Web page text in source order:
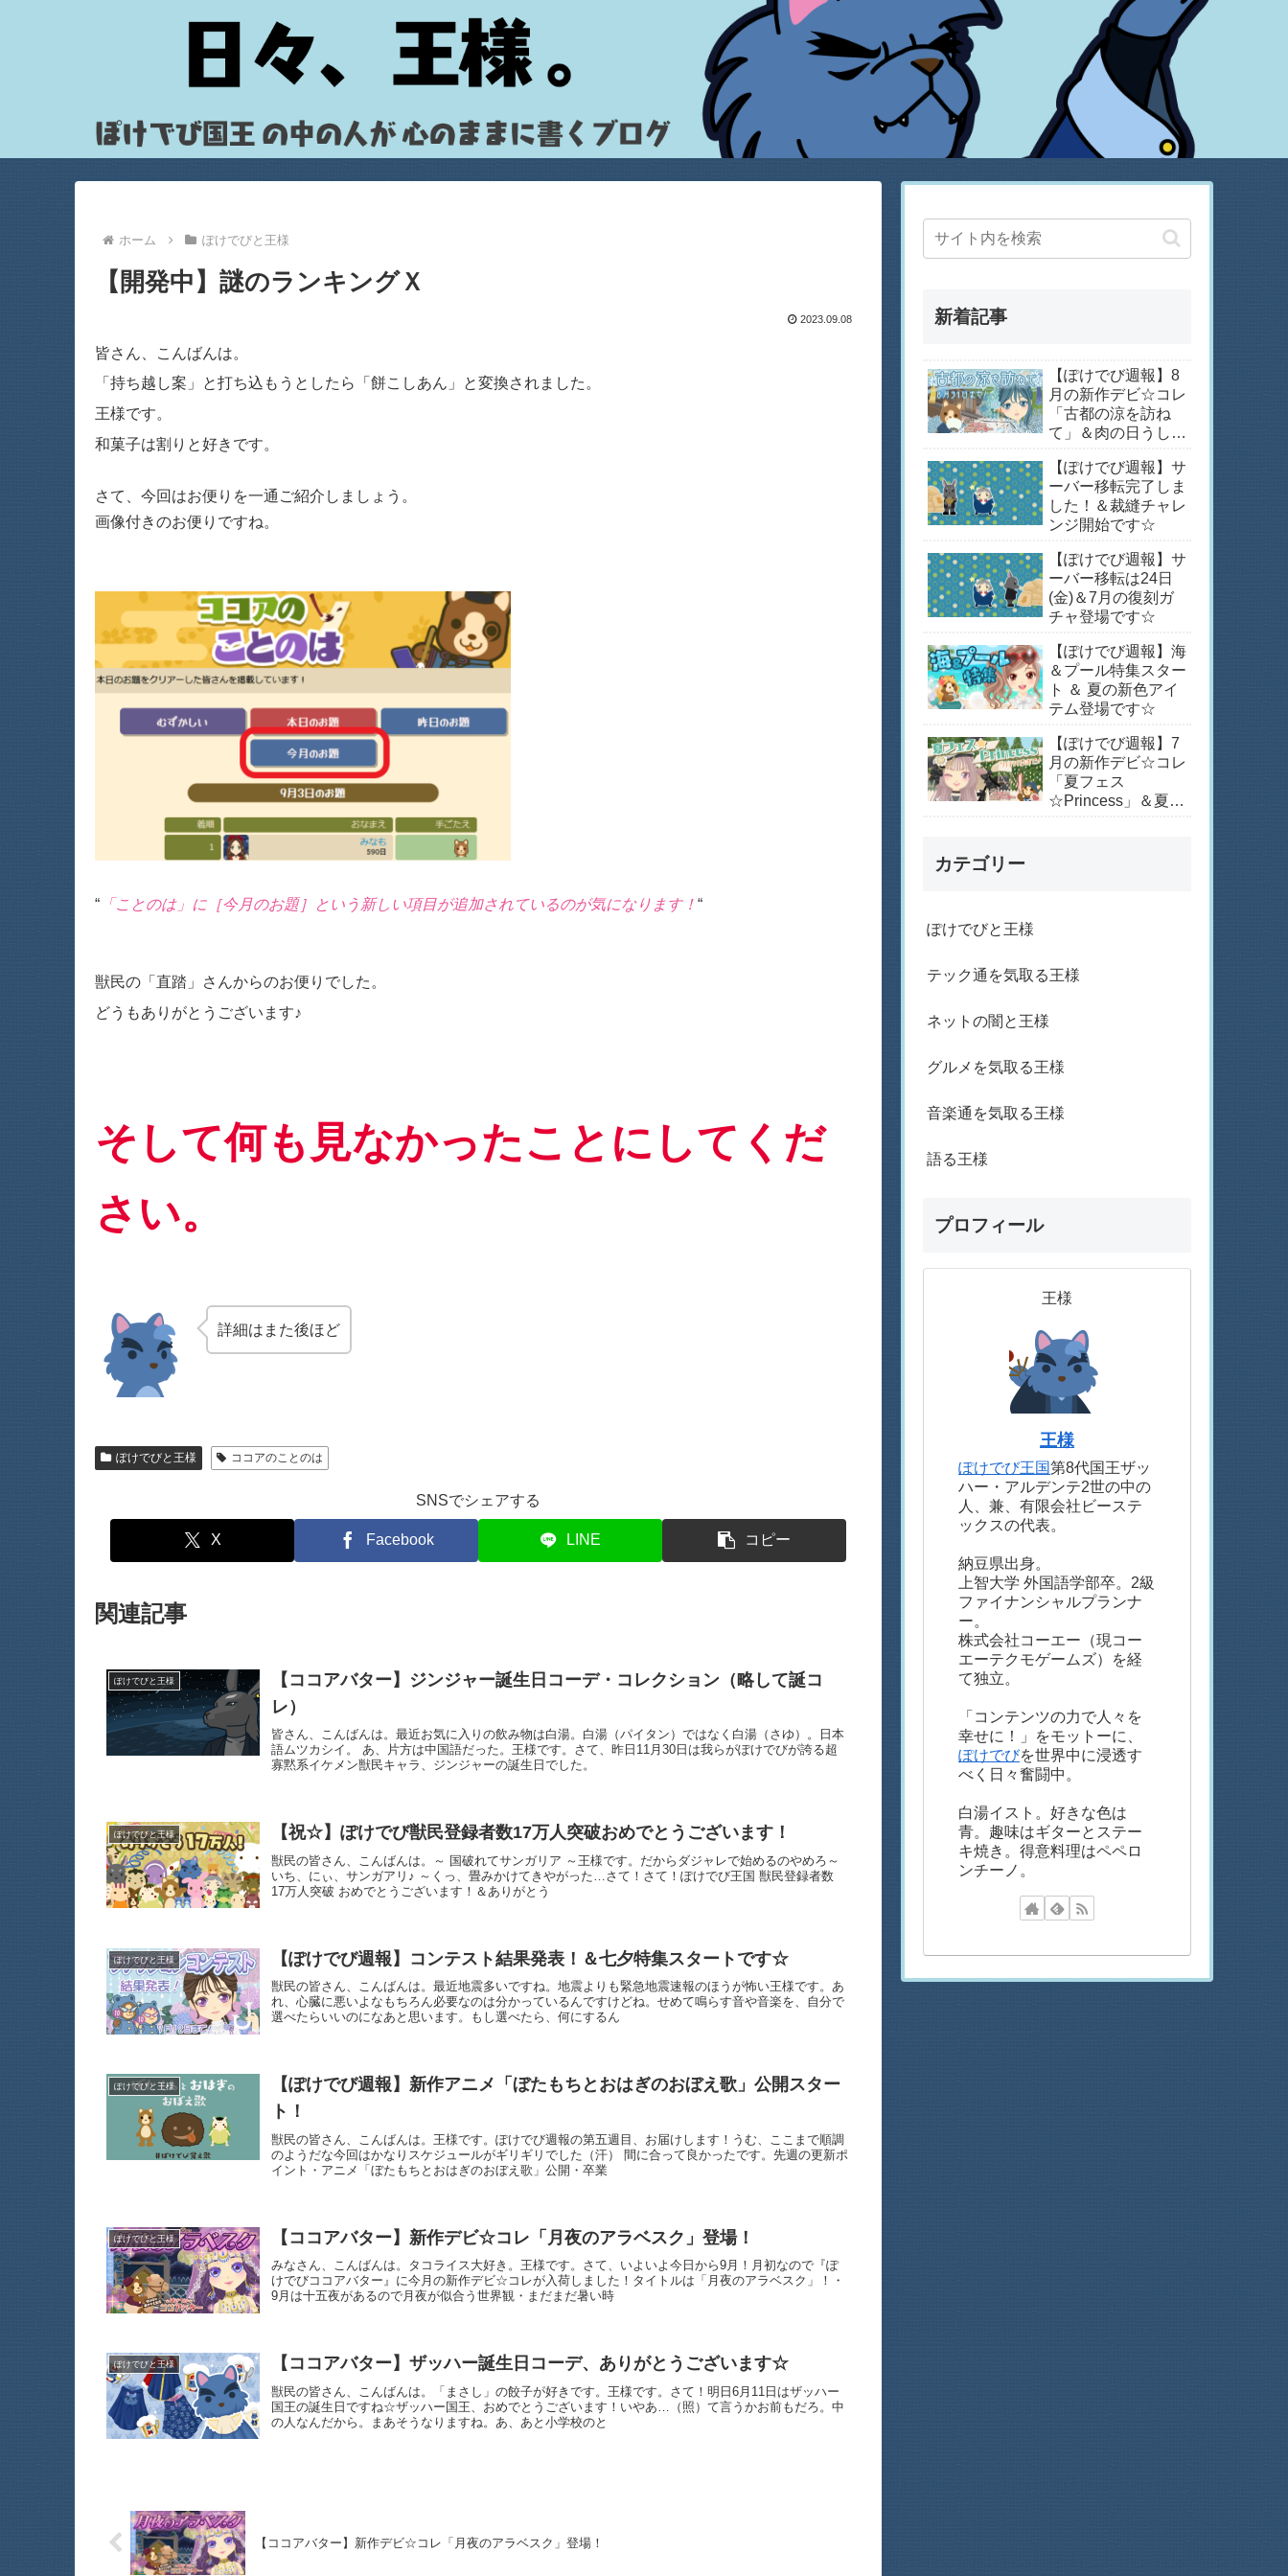
ホーム ぽけでびと王様
【開発中】謎のランキングＸ
2023.09.08
皆さん、こんばんは。
「持ち越し案」と打ち込もうとしたら「餅こしあん」と変換されました。
王様です。
和菓子は割りと好きです。
さて、今回はお便りを一通ご紹介しましょう。
画像付きのお便りですね。
“ 「ことのは」に［今月のお題］という新しい項目が追加されているのが気になります！ “
獣民の「直踏」さんからのお便りでした。
どうもありがとうございます♪
そして何も見なかったことにしてくだ
さい。
詳細はまた後ほど
ぽけでびと王様 ココアのことのは
SNSでシェアする
X Facebook LINE コピー
関連記事
ぽけでびと王様
【ココアバター】ジンジャー誕生日コーデ・コレクション（略して誕コ
レ）
皆さん、こんばんは。最近お気に入りの飲み物は白湯。白湯（パイタン）ではなく白湯（さゆ）。日本
語ムツカシイ。 あ、片方は中国語だった。王様です。さて、昨日11月30日は我らがぽけでびが誇る超
寡黙系イケメン獣民キャラ、ジンジャーの誕生日でした。
ぽけでびと王様 【祝☆】ぽけでび獣民登録者数17万人突破おめでとうございます！
獣民の皆さん、こんばんは。～ 国破れてサンガリア ～王様です。だからダジャレで始めるのやめろ～
いち、にぃ、サンガアリ♪ ～くっ、畳みかけてきやがった…さて！さて！ぽけでび王国 獣民登録者数
17万人突破 おめでとうございます！＆ありがとう
ぽけでびと王様 【ぽけでび週報】コンテスト結果発表！＆七夕特集スタートです☆
獣民の皆さん、こんばんは。最近地震多いですね。地震よりも緊急地震速報のほうが怖い王様です。あ
れ、心臓に悪いよなもちろん必要なのは分かっているんですけどね。せめて鳴らす音や音楽を、自分で
選べたらいいのになあと思います。もし選べたら、何にするん
ぽけでびと王様
【ぽけでび週報】新作アニメ「ぼたもちとおはぎのおぼえ歌」公開スター
ト！
獣民の皆さん、こんばんは。王様です。ぽけでび週報の第五週目、お届けします！うむ、ここまで順調
のようだな今回はかなりスケジュールがギリギリでした（汗） 間に合って良かったです。先週の更新ポ
イント・アニメ「ぼたもちとおはぎのおぼえ歌」公開・卒業
ぽけでびと王様 【ココアバター】新作デビ☆コレ「月夜のアラベスク」登場！
みなさん、こんばんは。タコライス大好き。王様です。さて、いよいよ今日から9月！月初なので『ぽ
けでびココアバター』に今月の新作デビ☆コレが入荷しました！タイトルは「月夜のアラベスク」！・
9月は十五夜があるので月夜が似合う世界観・まだまだ暑い時
ぽけでびと王様 【ココアバター】ザッハー誕生日コーデ、ありがとうございます☆
獣民の皆さん、こんばんは。「まさし」の餃子が好きです。王様です。さて！明日6月11日はザッハー
国王の誕生日ですね☆ザッハー国王、おめでとうございます！いやあ…（照）て言うかお前もだろ。中
の人なんだから。まあそうなりますね。あ、あと小学校のと
【ココアバター】新作デビ☆コレ「月夜のアラベスク」登場！
新着記事
【ぽけでび週報】8
月の新作デビ☆コレ
「古都の涼を訪ね
て」＆肉の日うしく
【ぽけでび週報】サ
ーバー移転完了しま
した！＆裁縫チャレ
ンジ開始です☆
【ぽけでび週報】サ
ーバー移転は24日
(金)＆7月の復刻ガ
チャ登場です☆
【ぽけでび週報】海
＆プール特集スター
ト ＆ 夏の新色アイ
テム登場です☆
【ぽけでび週報】7
月の新作デビ☆コレ
「夏フェス
☆Princess」＆夏の
カテゴリー
ぽけでびと王様
テック通を気取る王様
ネットの闇と王様
グルメを気取る王様
音楽通を気取る王様
語る王様
プロフィール
王様
王様
ぽけでび王国第8代国王ザッ
ハー・アルデンテ2世の中の
人、兼、有限会社ビーステ
ックスの代表。
納豆県出身。
上智大学 外国語学部卒。2級
ファイナンシャルプランナ
ー。
株式会社コーエー（現コー
エーテクモゲームズ）を経
て独立。
「コンテンツの力で人々を
幸せに！」をモットーに、
ぽけでびを世界中に浸透す
べく日々奮闘中。
白湯イスト。好きな色は
青。趣味はギターとステー
キ焼き。得意料理はペペロ
ンチーノ。